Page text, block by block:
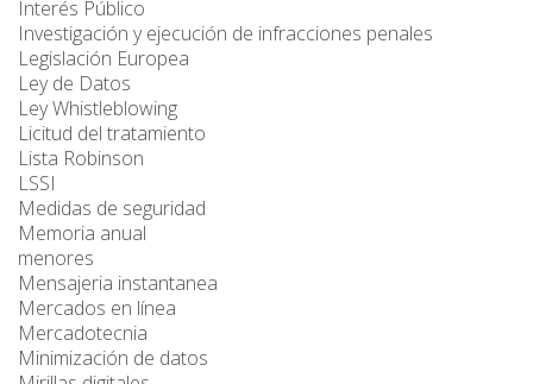
Interés Público
Investigación y ejecución de infracciones penales
Legislación Europea
Ley de Datos
Ley Whistleblowing
Licitud del tratamiento
Lista Robinson
LSSI
Medidas de seguridad
Memoria anual
menores
Mensajeria instantanea
Mercados en línea
Mercadotecnia
Minimización de datos